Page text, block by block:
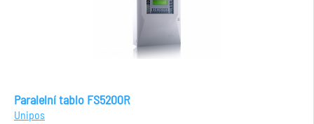
Paralelní tablo FS5200R
Unipos